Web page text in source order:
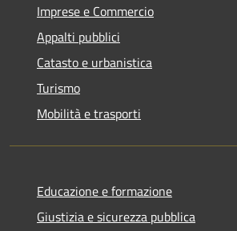
Imprese e Commercio
Appalti pubblici
Catasto e urbanistica
Turismo
Mobilità e trasporti
Educazione e formazione
Giustizia e sicurezza pubblica